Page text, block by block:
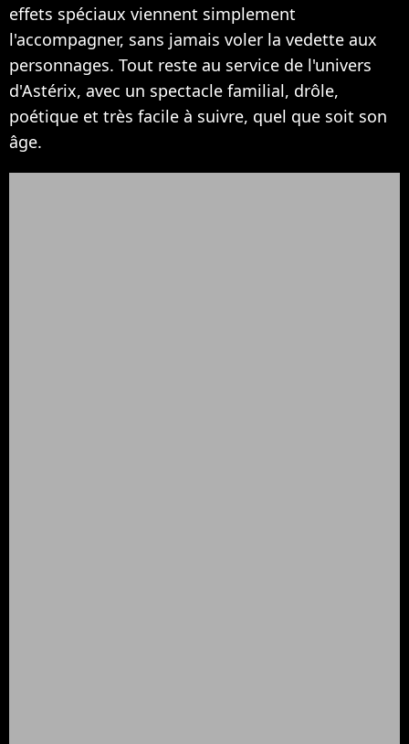
effets spéciaux viennent simplement
l'accompagner, sans jamais voler la vedette aux
personnages. Tout reste au service de l'univers
d'Astérix, avec un spectacle familial, drôle,
poétique et très facile à suivre, quel que soit son
âge.